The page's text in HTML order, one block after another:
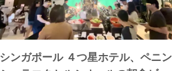
シンガポール ４つ星ホテル、ペニン